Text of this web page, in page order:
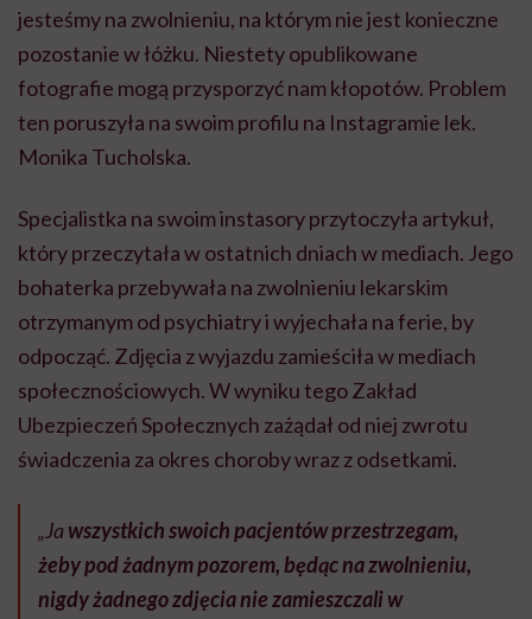
jesteśmy na zwolnieniu, na którym nie jest konieczne
pozostanie w łóżku. Niestety opublikowane
fotografie mogą przysporzyć nam kłopotów. Problem
ten poruszyła na swoim profilu na Instagramie lek.
Monika Tucholska.
Specjalistka na swoim instasory przytoczyła artykuł,
który przeczytała w ostatnich dniach w mediach. Jego
bohaterka przebywała na zwolnieniu lekarskim
otrzymanym od psychiatry i wyjechała na ferie, by
odpocząć. Zdjęcia z wyjazdu zamieściła w mediach
społecznościowych. W wyniku tego Zakład
Ubezpieczeń Społecznych zażądał od niej zwrotu
świadczenia za okres choroby wraz z odsetkami.
„Ja wszystkich swoich pacjentów przestrzegam,
żeby pod żadnym pozorem, będąc na zwolnieniu,
nigdy żadnego zdjęcia nie zamieszczali w